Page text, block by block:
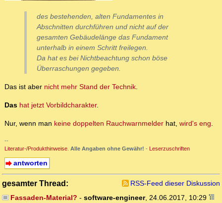
des bestehenden, alten Fundamentes in
Abschnitten durchführen und nicht auf der
gesamten Gebäudelänge das Fundament
unterhalb in einem Schritt freilegen.
Da hat es bei Nichtbeachtung schon böse
Überraschungen gegeben.
Das ist aber nicht mehr Stand der Technik.
Das hat jetzt Vorbildcharakter.
Nur, wenn man keine doppelten Rauchwarnmelder hat, wird's eng.
--
Literatur-/Produkthinweise. Alle Angaben ohne Gewähr! - Leserzuschriften
antworten
gesamter Thread:
RSS-Feed dieser Diskussion
Fassaden-Material? - software-engineer, 24.06.2017, 10:29